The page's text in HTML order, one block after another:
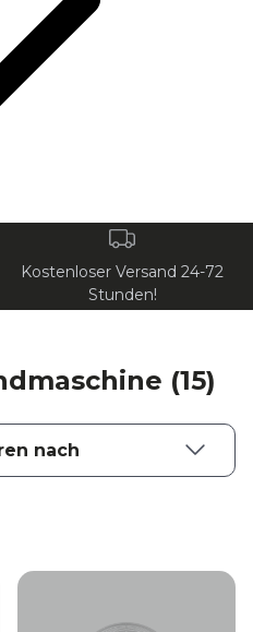
Kostenloser Versand 24-72
Stunden!
(15)